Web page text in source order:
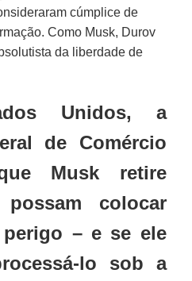
cúmplice de
Como Musk, Durov
da liberdade de
Unidos, a
de Comércio
Musk retire
colocar
– e se ele
lo sob a